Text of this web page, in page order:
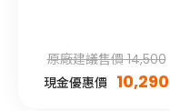
原廠建議售價 14,500
現金優惠價 10,290